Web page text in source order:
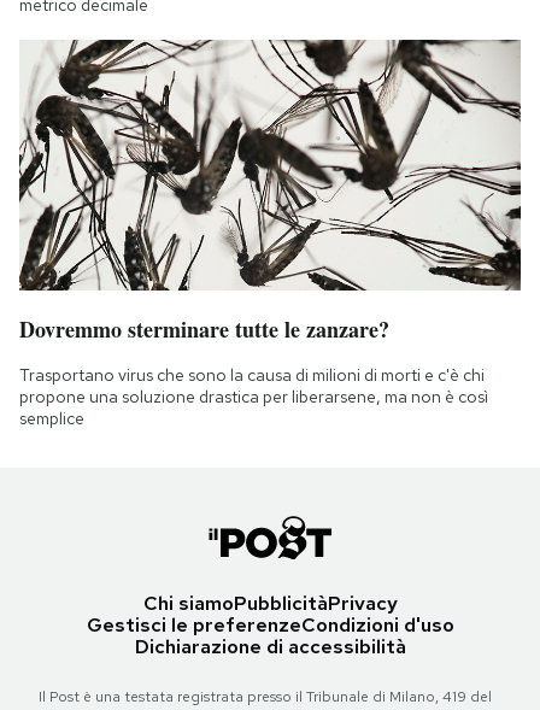
metrico decimale
Dovremmo sterminare tutte le zanzare?
Trasportano virus che sono la causa di milioni di morti e c'è chi
propone una soluzione drastica per liberarsene, ma non è così
semplice
Chi siamoPubblicitàPrivacy
Gestisci le preferenzeCondizioni d'uso
Dichiarazione di accessibilità
Il Post è una testata registrata presso il Tribunale di Milano, 419 del